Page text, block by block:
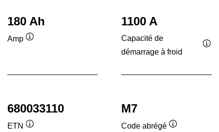
180 Ah
Amp
1100 A
Capacité de
démarrage à froid
680033110
ETN
M7
Code abrégé